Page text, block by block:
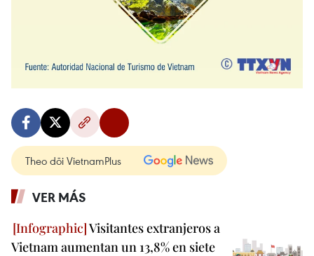
Theo dõi VietnamPlus
VER MÁS
Visitantes extranjeros a
Vietnam aumentan un 13,8% en siete